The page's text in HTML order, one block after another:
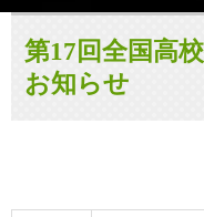
第17回全国高
お知らせ